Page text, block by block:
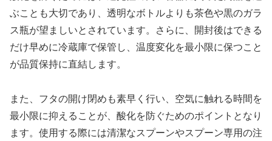
ぶことも大切であり、透明なボトルよりも茶色や黒のガラ
ス瓶が望ましいとされています。さらに、開封後はできる
だけ早めに冷蔵庫で保管し、温度変化を最小限に保つこと
が品質保持に直結します。
また、フタの開け閉めも素早く行い、空気に触れる時間を
最小限に抑えることが、酸化を防ぐためのポイントとなり
ます。使用する際には清潔なスプーンやスプーン専用の注